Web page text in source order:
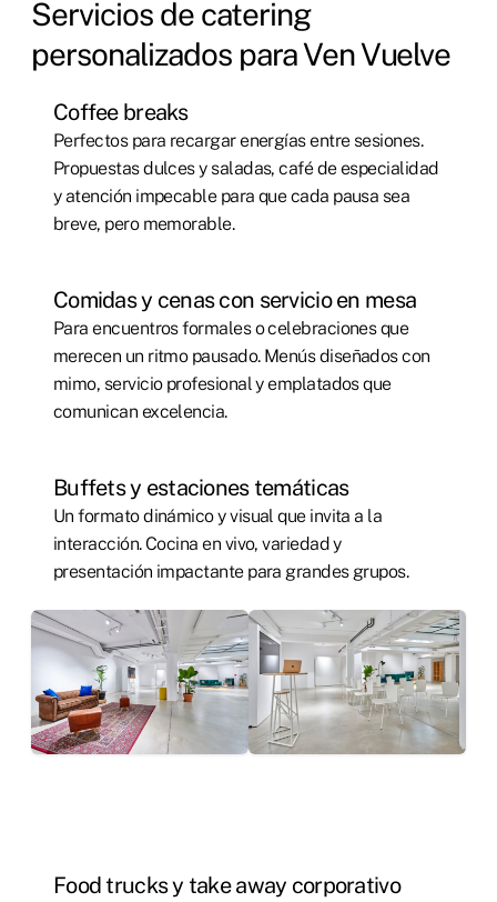
Servicios de catering
personalizados para Ven Vuelve
Coffee breaks
Perfectos para recargar energías entre sesiones.
Propuestas dulces y saladas, café de especialidad
y atención impecable para que cada pausa sea
breve, pero memorable.
Comidas y cenas con servicio en mesa
Para encuentros formales o celebraciones que
merecen un ritmo pausado. Menús diseñados con
mimo, servicio profesional y emplatados que
comunican excelencia.
Buffets y estaciones temáticas
Un formato dinámico y visual que invita a la
interacción. Cocina en vivo, variedad y
presentación impactante para grandes grupos.
Food trucks y take away corporativo